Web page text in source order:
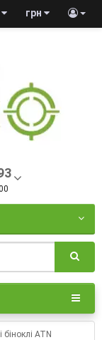
грн
біноклі ATN